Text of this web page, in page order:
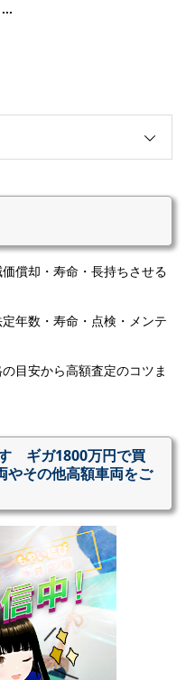
償却・寿命・長持ちさせる
年数・寿命・点検・メンテ
目安から高額査定のコツま
ゞギガ1800万円で買
やその他高額車両をご